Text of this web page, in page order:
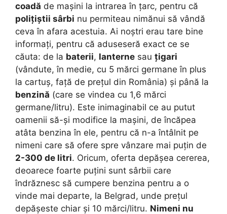
coadă de mașini la intrarea în țarc, pentru că
polițiștii sârbi nu permiteau nimănui să vândă
ceva în afara acestuia. Ai noștri erau tare bine
informați, pentru că aduseseră exact ce se
căuta: de la baterii, lanterne sau țigari
(vândute, în medie, cu 5 mărci germane în plus
la cartuș, față de prețul din România) și până la
benzină (care se vindea cu 1,6 mărci
germane/litru). Este inimaginabil ce au putut
oamenii să-și modifice la mașini, de încăpea
atâta benzina în ele, pentru că n-a întâlnit pe
nimeni care să ofere spre vânzare mai puțin de
2-300 de litri. Oricum, oferta depășea cererea,
deoarece foarte puțini sunt sârbii care
îndrăznesc să cumpere benzina pentru a o
vinde mai departe, la Belgrad, unde prețul
depășeste chiar și 10 mărci/litru. Nimeni nu